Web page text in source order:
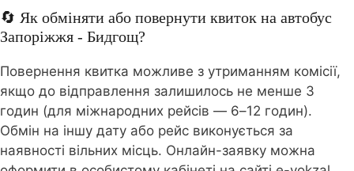
🔄 Як обміняти або повернути квиток на автобус
Запоріжжя - Бидгощ?
Повернення квитка можливе з утриманням комісії,
якщо до відправлення залишилось не менше 3
годин (для міжнародних рейсів — 6–12 годин).
Обмін на іншу дату або рейс виконується за
наявності вільних місць. Онлайн-заявку можна